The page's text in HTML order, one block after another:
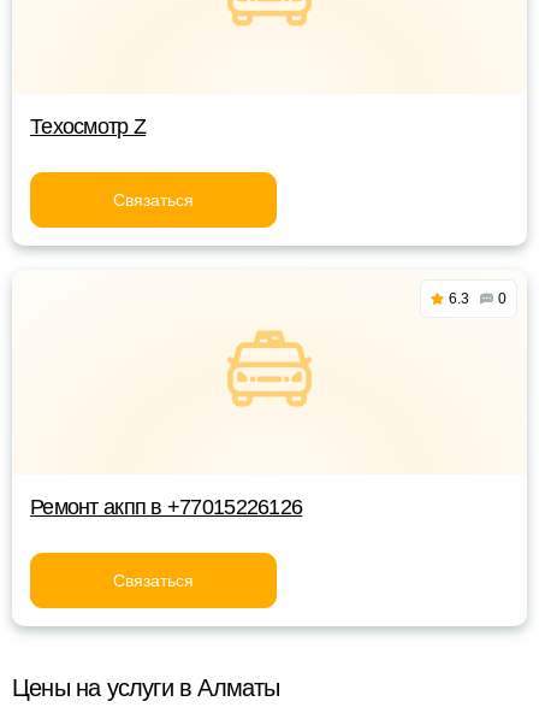
Техосмотр Z
Связаться
6.3 0
Ремонт акпп в +77015226126
Связаться
Цены на услуги в Алматы